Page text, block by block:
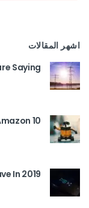
اشهر المقالات
Saying
10 Amazing Gadgets You Can Buy Now On Amazon
In 2019